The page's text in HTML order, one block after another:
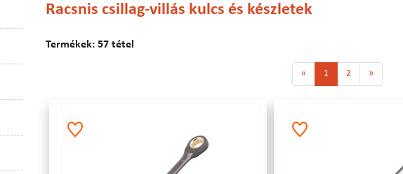
Racsnis csillag-villás kulcs és készletek
Termékek: 57 tétel
« 1 2 »